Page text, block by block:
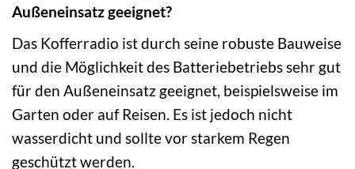
Außeneinsatz geeignet?
Das Kofferradio ist durch seine robuste Bauweise
und die Möglichkeit des Batteriebetriebs sehr gut
für den Außeneinsatz geeignet, beispielsweise im
Garten oder auf Reisen. Es ist jedoch nicht
wasserdicht und sollte vor starkem Regen
geschützt werden.